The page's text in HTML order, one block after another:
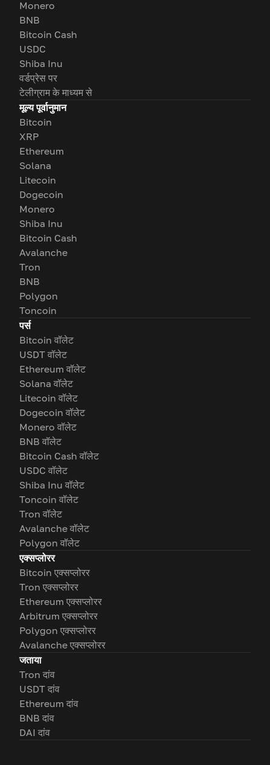
Monero
BNB
Bitcoin Cash
USDC
Shiba Inu
वर्डप्रेस पर
टेलीग्राम के माध्यम से
मूल्य पूर्वानुमान
Bitcoin
XRP
Ethereum
Solana
Litecoin
Dogecoin
Monero
Shiba Inu
Bitcoin Cash
Avalanche
Tron
BNB
Polygon
Toncoin
पर्स
Bitcoin वॉलेट
USDT वॉलेट
Ethereum वॉलेट
Solana वॉलेट
Litecoin वॉलेट
Dogecoin वॉलेट
Monero वॉलेट
BNB वॉलेट
Bitcoin Cash वॉलेट
USDC वॉलेट
Shiba Inu वॉलेट
Toncoin वॉलेट
Tron वॉलेट
Avalanche वॉलेट
Polygon वॉलेट
एक्सप्लोरर
Bitcoin एक्सप्लोरर
Tron एक्सप्लोरर
Ethereum एक्सप्लोरर
Arbitrum एक्सप्लोरर
Polygon एक्सप्लोरर
Avalanche एक्सप्लोरर
जताया
Tron दांव
USDT दांव
Ethereum दांव
BNB दांव
DAI दांव